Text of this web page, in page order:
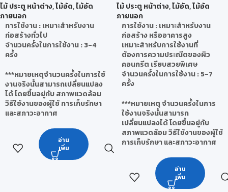
ไม้ ประตู หน้าต่าง,ไม้อัด,ไม้อัด
ภายนอก
การใช้งาน : เหมาะสำหรับงาน
ก่อสร้างทั่วไป
จำนวนครั้งในการใช้งาน : 3-4
ครั้ง
***หมายเหตุจำนวนครั้งในการใช้
งานจริงนั้นสามารถเปลี่ยนแปลง
ได้ โดยขึ้นอยู่กับ สภาพแวดล้อม
วิธีใช้งานของผู้ใช้ การเก็บรักษา
และสภาวะอากาศ
อ่าน
เพิ่ม
ไม้ ประตู หน้าต่าง,ไม้อัด,ไม้อัด
ภายนอก
การใช้งาน : เหมาะสำหรับงาน
ก่อสร้าง หรืออาคารสูง
เหมาะสำหรับการใช้งานที่
ต้องการความประณีตของผิว
คอนกรีต เรียบสวยพิเศษ
จำนวนครั้งในการใช้งาน : 5-7
ครั้ง
***หมายเหตุ จำนวนครั้งในการ
ใช้งานจริงนั้นสามารถ
เปลี่ยนแปลงได้ โดยขึ้นอยู่กับ
สภาพแวดล้อม วิธีใช้งานของผู้ใช้
การเก็บรักษา และสภาวะอากาศ
อ่าน
เพิ่ม